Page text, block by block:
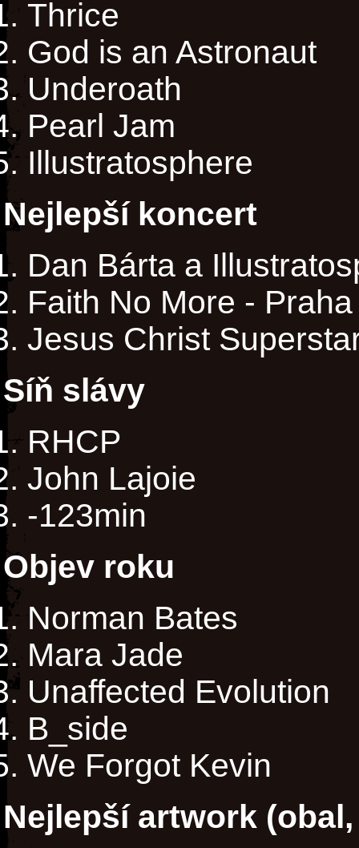
Thrice
God is an Astronaut
Underoath
Pearl Jam
Illustratosphere
Nejlepší koncert
Dan Bárta a
Faith No More - Praha
Jesus Christ
Síň slávy
RHCP
John Lajoie
-123min
Objev roku
Norman Bates
Mara Jade
Unaffected Evolution
B_side
We Forgot Kevin
Nejlepší artwork